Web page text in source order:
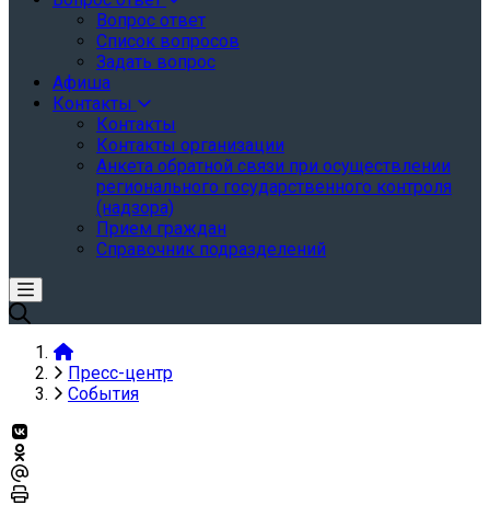
Вопрос ответ
Список вопросов
Задать вопрос
Афиша
Контакты
Контакты
Контакты организации
Анкета обратной связи при осуществлении
регионального государственного контроля
(надзора)
Прием граждан
Справочник подразделений
Пресс-центр
События